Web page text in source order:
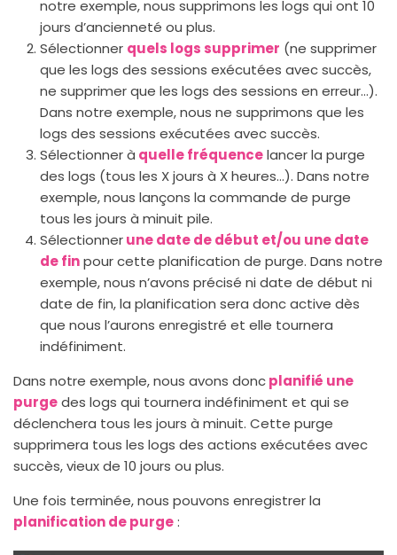
notre exemple, nous supprimons les logs qui ont 10
jours d’ancienneté ou plus.
Sélectionner quels logs supprimer (ne supprimer
que les logs des sessions exécutées avec succès,
ne supprimer que les logs des sessions en erreur…).
Dans notre exemple, nous ne supprimons que les
logs des sessions exécutées avec succès.
Sélectionner à quelle fréquencelancer la purge
des logs (tous les X jours à X heures…). Dans notre
exemple, nous lançons la commande de purge
tous les jours à minuit pile.
Sélectionnerune date de début et/ou une date
de finpour cette planification de purge. Dans notre
exemple, nous n’avons précisé ni date de début ni
date de fin, la planification sera donc active dès
que nous l’aurons enregistré et elle tournera
indéfiniment.
Dans notre exemple, nous avons doncplanifié une
purgedes logs qui tournera indéfiniment et qui se
déclenchera tous les jours à minuit. Cette purge
supprimera tous les logs des actions exécutées avec
succès, vieux de 10 jours ou plus.
Une fois terminée, nous pouvons enregistrer la
planification de purge: